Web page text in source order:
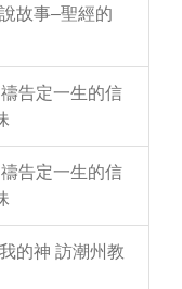
故事–聖經的
告定一生的信
告定一生的信
的神 訪潮州教